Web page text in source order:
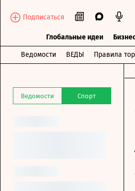
Подписаться
Глобальные идеи
Ведомости ВЕДЫ Правила
Ведомости Спорт